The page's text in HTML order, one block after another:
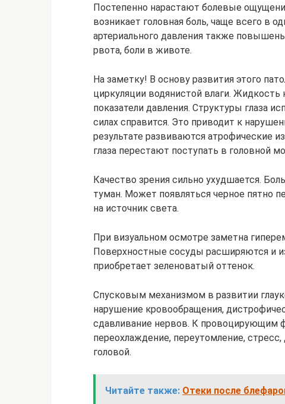
Постепенно нарастают болевые
возникает головная боль, чаще всего в
артериального давления также
рвота, боли в животе.
На заметку! В основу развития этого
циркуляции водянистой влаги. Жидкость
показатели давления. Структуры глаза
силах справится. Это приводит к
результате развиваются атрофические
глаза перестают поступать в головной
Качество зрения сильно ухудшается.
туман. Может появляться черное пятно
на источник света.
При визуальном осмотре заметна
Поверхностные сосуды расширяются и
приобретает зеленоватый оттенок.
Спусковым механизмом в развитии
нарушение кровообращения,
сдавливание нервов. К провоцирующим
переохлаждение, переутомление,
головой.
Читайте также: Отеки после